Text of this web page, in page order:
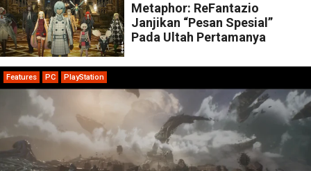
Metaphor: ReFantazio
Janjikan “Pesan Spesial”
Pada Ultah Pertamanya
Features PC PlayStation